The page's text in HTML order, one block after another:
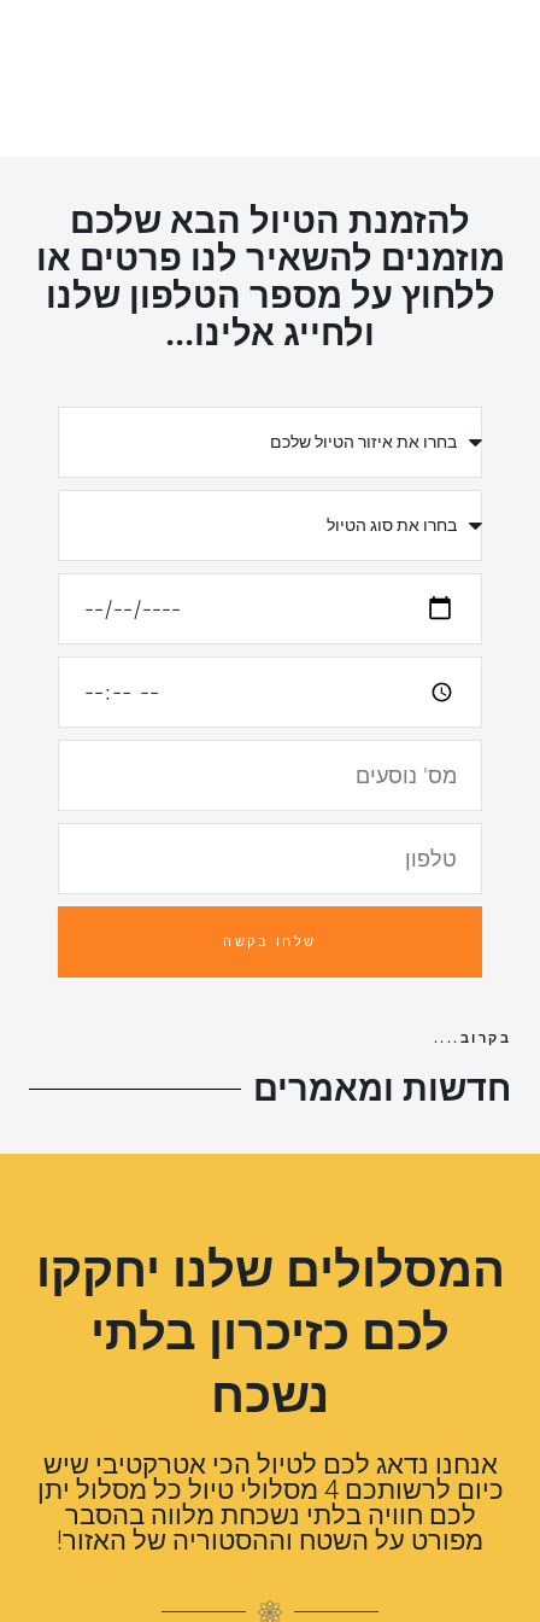
להזמנת הטיול הבא שלכם
מוזמנים להשאיר לנו פרטים או
ללחוץ על מספר הטלפון שלנו
ולחייג אלינו...
טיול
הטיול
מומלצת
נוסעים
חזרה
שלחו בקשה
בקרוב....
חדשות ומאמרים
המסלולים שלנו יחקקו
לכם כזיכרון בלתי
נשכח
אנחנו נדאג לכם לטיול הכי אטרקטיבי שיש
כיום לרשותכם 4 מסלולי טיול כל מסלול יתן
לכם חוויה בלתי נשכחת מלווה בהסבר
מפורט על השטח וההסטוריה של האזור!